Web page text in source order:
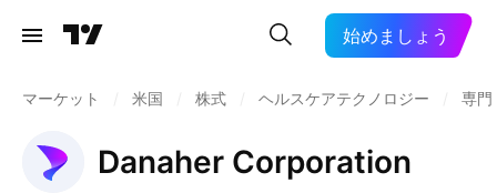
始めましょう
マーケット 米国 株式 ヘルスケアテクノロジー 専門
Danaher Corporation